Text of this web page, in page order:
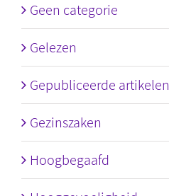
Geen categorie
Gelezen
Gepubliceerde artikelen
Gezinszaken
Hoogbegaafd